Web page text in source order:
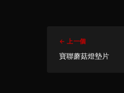
← 上一個
寶聯蘑菇燈墊片